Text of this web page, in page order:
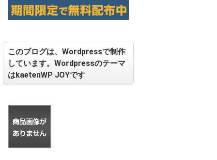
このブログは、Wordpressで制作
しています。Wordpressのテーマ
はkaetenWP JOYです